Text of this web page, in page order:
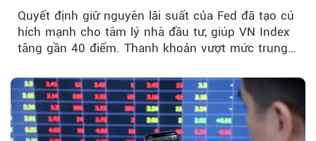
mạnh sau tín hiệu tích cực từ Fed
Quyết định giữ nguyên lãi suất của Fed đã tạo cú
hích mạnh cho tâm lý nhà đầu tư, giúp VN Index
tăng gần 40 điểm. Thanh khoản vượt mức trung